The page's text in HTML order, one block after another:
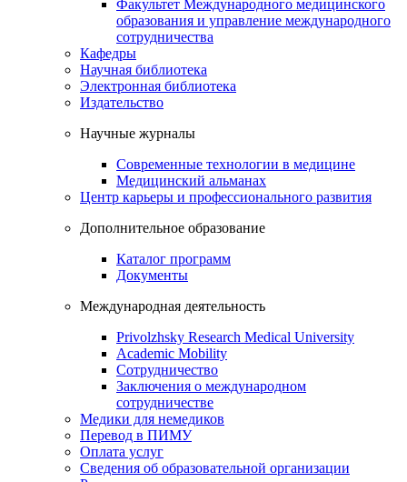
Факультет Международного медицинского
образования и управление международного
сотрудничества
Кафедры
Научная библиотека
Электронная библиотека
Издательство
Научные журналы
Современные технологии в медицине
Медицинский альманах
Центр карьеры и профессионального развития
Дополнительное образование
Каталог программ
Документы
Международная деятельность
Privolzhsky Research Medical University
Academic Mobility
Сотрудничество
Заключения о международном
сотрудничестве
Медики для немедиков
Перевод в ПИМУ
Оплата услуг
Сведения об образовательной организации